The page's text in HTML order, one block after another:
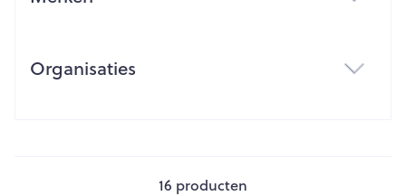
Organisaties
16 producten